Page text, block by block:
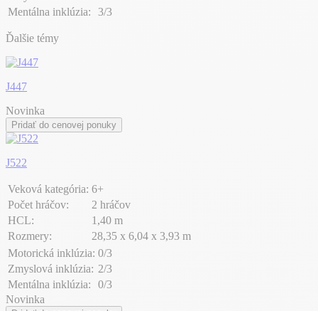
Mentálna inklúzia:
3/3
Ďalšie témy
J447
Novinka
Pridať do cenovej ponuky
J522
Veková kategória: 6+
Počet hráčov:
2 hráčov
HCL:
1,40 m
Rozmery:
28,35 x 6,04 x 3,93 m
Motorická inklúzia: 0/3
Zmyslová inklúzia: 2/3
Mentálna inklúzia:
0/3
Novinka